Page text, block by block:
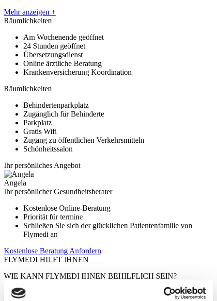
Mehr anzeigen +
Räumlichkeiten
Am Wochenende geöffnet
24 Stunden geöffnet
Übersetzungsdienst
Online ärztliche Beratung
Krankenversicherung Koordination
Räumlichkeiten
Behindertenparkplatz
Zugänglich für Behinderte
Parkplatz
Gratis Wifi
Zugang zu öffentlichen Verkehrsmitteln
Schönheitssalon
Ihr persönliches Angebot
Angela
Ihr persönlicher Gesundheitsberater
Kostenlose Online-Beratung
Priorität für termine
Schließen Sie sich der glücklichen Patientenfamilie von
Flymedi an
Kostenlose Beratung Anfordern
FLYMEDI HILFT IHNEN
WIE KANN FLYMEDI IHNEN BEHILFLICH SEIN?